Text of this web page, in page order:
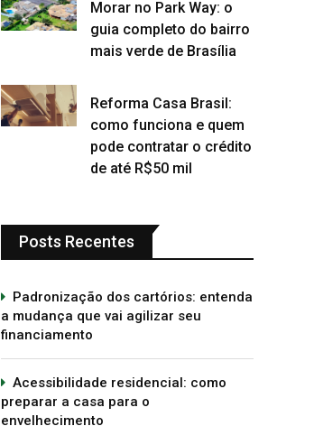
Morar no Park Way: o
guia completo do bairro
mais verde de Brasília
Reforma Casa Brasil:
como funciona e quem
pode contratar o crédito
de até R$50 mil
Posts Recentes
Padronização dos cartórios: entenda
a mudança que vai agilizar seu
financiamento
Acessibilidade residencial: como
preparar a casa para o
envelhecimento